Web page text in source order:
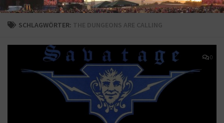
SCHLAGWÖRTER: THE DUNGEONS ARE CALLING
0